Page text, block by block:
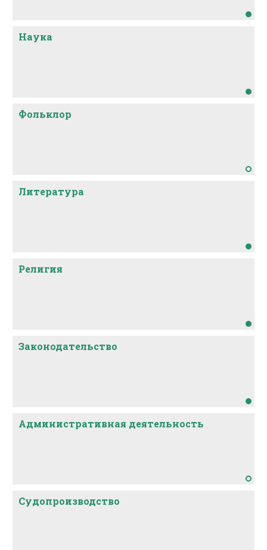
Наука
Фольклор
Литература
Религия
Законодательство
Административная деятельность
Судопроизводство